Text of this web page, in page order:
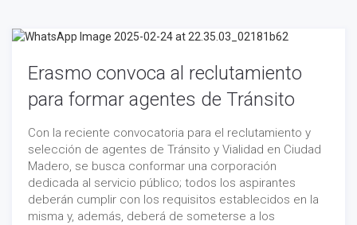
Erasmo convoca al reclutamiento
para formar agentes de Tránsito
Con la reciente convocatoria para el reclutamiento y
selección de agentes de Tránsito y Vialidad en Ciudad
Madero, se busca conformar una corporación
dedicada al servicio público; todos los aspirantes
deberán cumplir con los requisitos establecidos en la
misma y, además, deberá de someterse a los